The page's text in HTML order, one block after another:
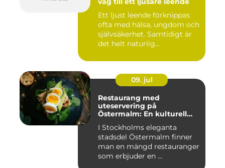
Ett ljust leende förknippas
ofta med hälsa, ungdom och
självsäkerhet. Samtidigt är
det helt naturlig...
09. jul
Restaurang med
uteservering på
Östermalm: En kulturell
I Stockholms eleganta
stadsdel Östermalm finner
man en mängd restauranger
som erbjuder en ...